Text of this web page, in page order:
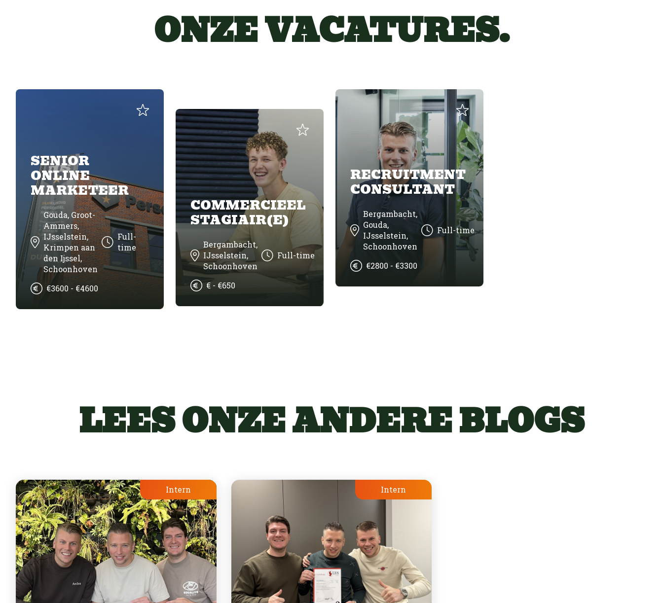
ONZE VACATURES.
SENIOR
ONLINE
MARKETEER
Gouda, Groot-
Ammers,
IJsselstein,
Krimpen aan
den Ijssel,
Schoonhoven
Full-
time
€3600 - €4600
COMMERCIEEL
STAGIAIR(E)
Bergambacht,
IJsselstein,
Schoonhoven
Full-time
€ - €650
RECRUITMENT
CONSULTANT
Bergambacht,
Gouda,
IJsselstein,
Schoonhoven
Full-time
€2800 - €3300
LEES ONZE ANDERE BLOGS
Intern Intern